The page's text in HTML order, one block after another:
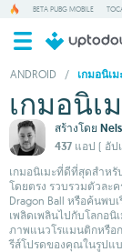
BETA PUBG MOBILE
ANDROID / เกมอนิเม
เกมอนิเ
สร้างโดย
437 แอป ( อัป
เกมอนิเมะที่ดีที่สุดสำ
โดยตรง รวบรวมตัวละ
Dragon Ball หรือค้นพบ
เพลิดเพลินไปกับโลกอ
ภาพแนวโรแมนติกหรือ
รีส์โปรดของคุณในรูปแ